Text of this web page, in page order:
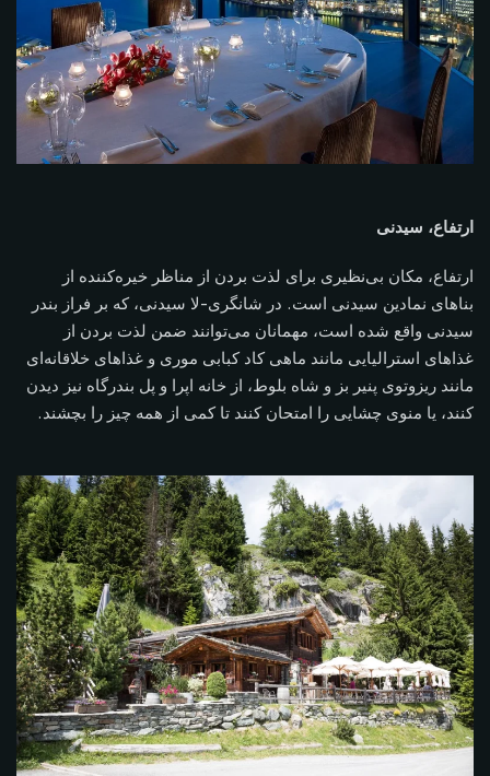
ارتفاع، سیدنی
ارتفاع، مکان بی‌نظیری برای لذت بردن از مناظر خیره‌کننده از
بناهای نمادین سیدنی است. در شانگری-لا سیدنی، که بر فراز بندر
سیدنی واقع شده است، مهمانان می‌توانند ضمن لذت بردن از
غذاهای استرالیایی مانند ماهی کاد کبابی موری و غذاهای خلاقانه‌ای
مانند ریزوتوی پنیر بز و شاه بلوط، از خانه اپرا و پل بندرگاه نیز دیدن
کنند، یا منوی چشایی را امتحان کنند تا کمی از همه چیز را بچشند.